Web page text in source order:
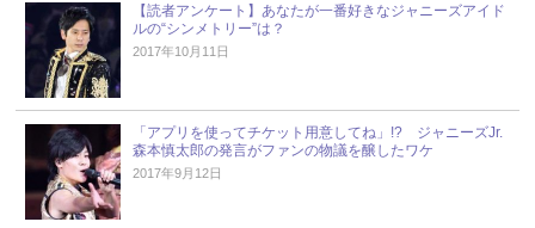
【読者アンケート】あなたが一番好きなジャニーズアイド
ルの“シンメトリー”は？
2017年10月11日
「アプリを使ってチケット用意してね」!? ジャニーズJr.
森本慎太郎の発言がファンの物議を醸したワケ
2017年9月12日